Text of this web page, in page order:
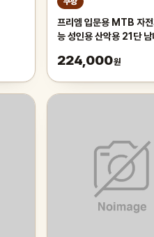
프리엠 입문용 MTB 자전
능 성인용 산악용 21단 남
175cm, 그레이 오렌지/
224,000원